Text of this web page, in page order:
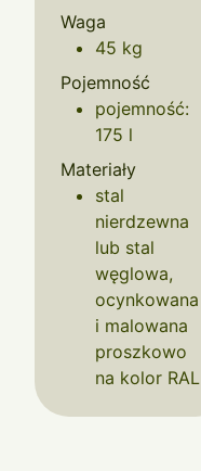
Waga
45 kg
Pojemność
pojemność:
175 l
Materiały
stal
nierdzewna
lub stal
węglowa,
ocynkowana
i malowana
proszkowo
na kolor RAL